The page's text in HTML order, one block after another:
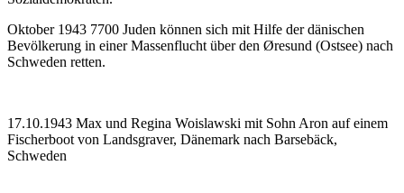
Oktober 1943 7700 Juden können sich mit Hilfe der dänischen
Bevölkerung in einer Massenflucht über den Øresund (Ostsee) nach
Schweden retten.
17.10.1943 Max und Regina Woislawski mit Sohn Aron auf einem
Fischerboot von Landsgraver, Dänemark nach Barsebäck,
Schweden